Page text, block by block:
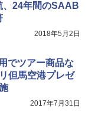
、24年間のSAAB
2018年5月2日
でツアー商品な
但馬空港プレゼ
2017年7月31日